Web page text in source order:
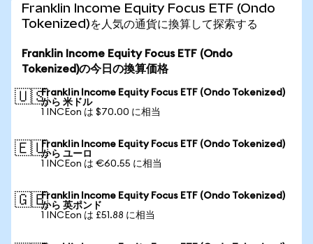
Franklin Income Equity Focus ETF (Ondo
Tokenized)を人気の通貨に換算して探索する
Franklin Income Equity Focus ETF (Ondo
Tokenized)の今日の換算価格
🇺🇸Franklin Income Equity Focus ETF (Ondo Tokenized)
から 米ドル
1 INCEon は $70.00 に相当
🇪🇺Franklin Income Equity Focus ETF (Ondo Tokenized)
から ユーロ
1 INCEon は €60.55 に相当
🇬🇧Franklin Income Equity Focus ETF (Ondo Tokenized)
から 英ポンド
1 INCEon は £51.88 に相当